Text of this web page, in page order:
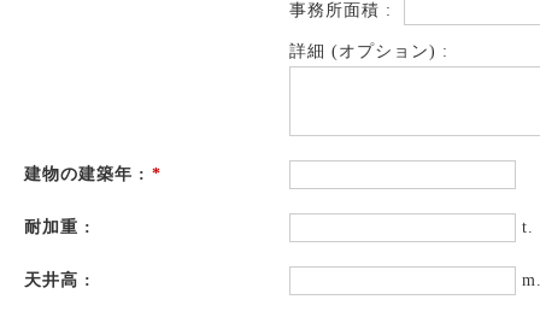
事務所面積 :
詳細 (オプション) :
建物の建築年 : *
耐加重 : t.
天井高 :